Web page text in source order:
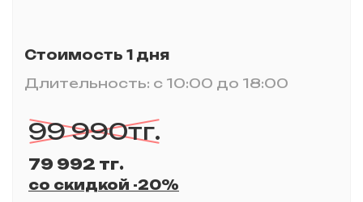
Стоимость 1 дня
Длительность: с 10:00 до 18:00
99 990тг.
79 992 тг.
со скидкой -20%